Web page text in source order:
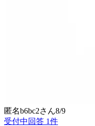
匿名b6bc2さん8/9
受付中 回答 1件